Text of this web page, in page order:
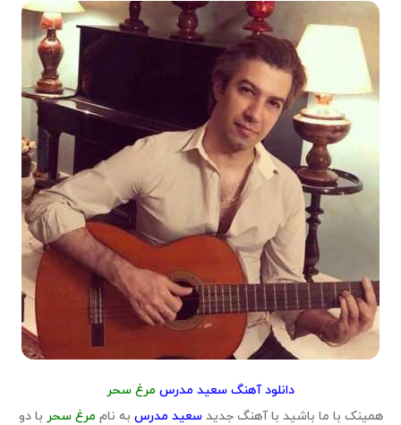
دانلود آهنگ سعید مدرس مرغ سحر
همینک با ما باشید با آهنگ جدیدسعید مدرس به نام مرغ سحر با دو